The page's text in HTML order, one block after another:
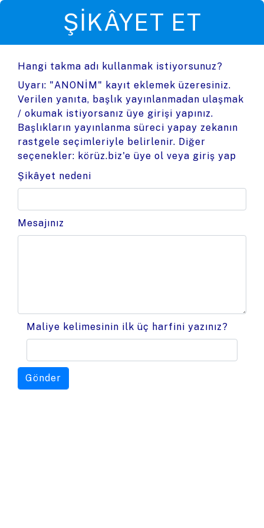
ŞIKÂYET ET
Hangi takma adı kullanmak istiyorsunuz?
Uyarı: "ANONİM" kayıt eklemek üzeresiniz.
Verilen yanıta, başlık yayınlanmadan ulaşmak
/ okumak istiyorsanız üye girişi yapınız.
Başlıkların yayınlanma süreci yapay zekanın
rastgele seçimleriyle belirlenir. Diğer
seçenekler: körüz.biz'e üye ol veya giriş yap
Şikâyet nedeni
Mesajınız
Maliye kelimesinin ilk üç harfini yazınız?